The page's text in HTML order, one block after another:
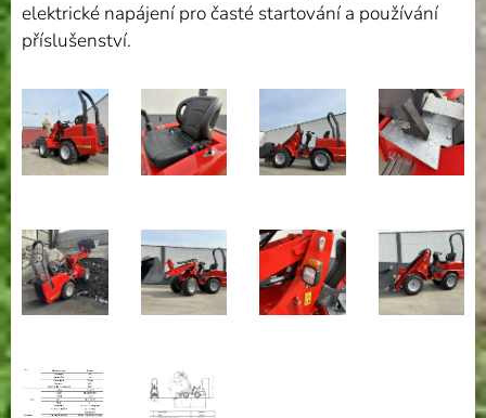
elektrické napájení pro časté startování a používání
příslušenství.